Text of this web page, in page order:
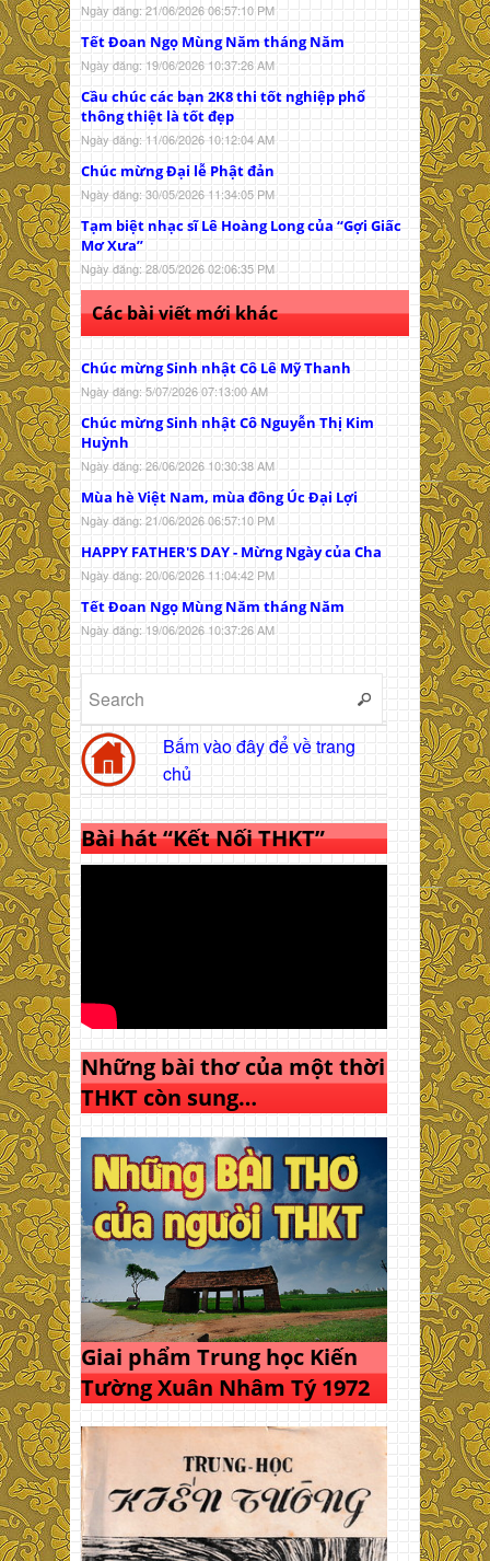
Ngày đăng: 21/06/2026 06:57:10 PM
Tết Đoan Ngọ Mùng Năm tháng Năm
Ngày đăng: 19/06/2026 10:37:26 AM
Cầu chúc các bạn 2K8 thi tốt nghiệp phổ
thông thiệt là tốt đẹp
Ngày đăng: 11/06/2026 10:12:04 AM
Chúc mừng Đại lễ Phật đản
Ngày đăng: 30/05/2026 11:34:05 PM
Tạm biệt nhạc sĩ Lê Hoàng Long của “Gợi Giấc
Mơ Xưa”
Ngày đăng: 28/05/2026 02:06:35 PM
Các bài viết mới khác
Chúc mừng Sinh nhật Cô Lê Mỹ Thanh
Ngày đăng: 5/07/2026 07:13:00 AM
Chúc mừng Sinh nhật Cô Nguyễn Thị Kim
Huỳnh
Ngày đăng: 26/06/2026 10:30:38 AM
Mùa hè Việt Nam, mùa đông Úc Đại Lợi
Ngày đăng: 21/06/2026 06:57:10 PM
HAPPY FATHER'S DAY - Mừng Ngày của Cha
Ngày đăng: 20/06/2026 11:04:42 PM
Tết Đoan Ngọ Mùng Năm tháng Năm
Ngày đăng: 19/06/2026 10:37:26 AM
Bấm vào đây để về trang
chủ
Bài hát “Kết Nối THKT”
Những bài thơ của một thời
THKT còn sung…
Giai phẩm Trung học Kiến
Tường Xuân Nhâm Tý 1972